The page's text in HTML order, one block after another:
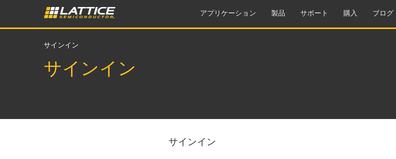
アプリケーション 製品 サポート 購入 ブログ
サインイン
サインイン
サインイン